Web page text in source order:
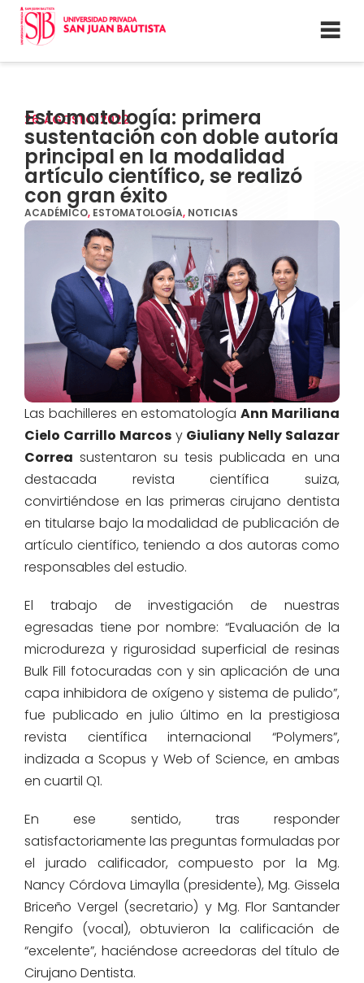
26 AGOSTO 2022
Estomatología: primera
sustentación con doble autoría
principal en la modalidad
artículo científico, se realizó
con gran éxito
ACADÉMICO, ESTOMATOLOGÍA, NOTICIAS
Las bachilleres en estomatologíaAnn Mariliana
Cielo Carrillo Marcosy Giuliany Nelly Salazar
Correa sustentaron su tesis publicada en una
destacada revista científica suiza,
convirtiéndose en las primeras cirujano dentista
en titularse bajo la modalidad de publicación de
artículo científico, teniendo a dos autoras como
responsables del estudio.
El trabajo de investigación de nuestras
egresadas tiene por nombre: “Evaluación de la
microdureza y rigurosidad superficial de resinas
Bulk Fill fotocuradas con y sin aplicación de una
capa inhibidora de oxígeno y sistema de pulido”,
fue publicado en julio último en la prestigiosa
revista científica internacional “Polymers”,
indizada a Scopus y Web of Science, en ambas
en cuartil Q1.
En ese sentido, tras responder
satisfactoriamente las preguntas formuladas por
el jurado calificador, compuesto por la Mg.
Nancy Córdova Limaylla (presidente), Mg. Gissela
Briceño Vergel (secretario) y Mg. Flor Santander
Rengifo (vocal), obtuvieron la calificación de
“excelente”, haciéndose acreedoras del título de
Cirujano Dentista.